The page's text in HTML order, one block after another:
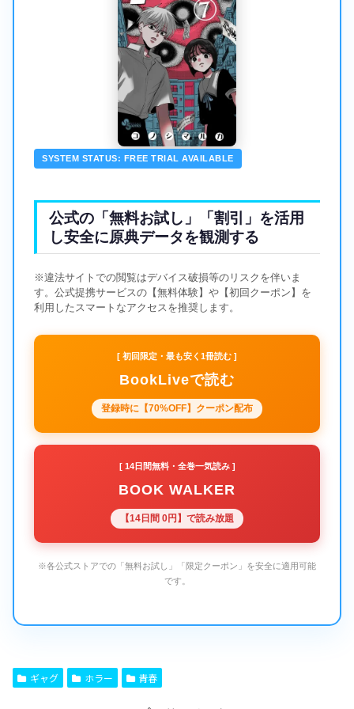
SYSTEM STATUS: FREE TRIAL AVAILABLE
公式の「無料お試し」「割引」を活用
し安全に原典データを観測する
※違法サイトでの閲覧はデバイス破損等のリスクを伴いま
す。公式提携サービスの【無料体験】や【初回クーポン】を
利用したスマートなアクセスを推奨します。
[ 初回限定・最も安く1冊読む ]
BookLiveで読む
登録時に【70%OFF】クーポン配布
[ 14日間無料・全巻一気読み ]
BOOK WALKER
【14日間 0円】で読み放題
※各公式ストアでの「無料お試し」「限定クーポン」を安全に適用可能
です。
ギャグ ホラー 青春